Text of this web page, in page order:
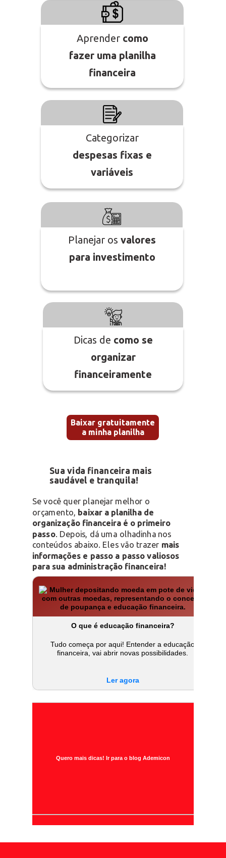
Aprender como
fazer uma planilha
financeira
Categorizar
despesas fixas e
variáveis
Planejar os valores
para investimento
Dicas de como se
organizar
financeiramente
Baixar gratuitamente
a minha planilha
Sua vida financeira mais
saudável e tranquila!
Se você quer planejar melhor o
orçamento, baixar a planilha de
organização financeira é o primeiro
passo. Depois, dá uma olhadinha nos
conteúdos abaixo. Eles vão trazer mais
informações e passo a passo valiosos
para sua administração financeira!
O que é educação financeira?
Tudo começa por aqui! Entender a educação
financeira, vai abrir novas possibilidades.
Ler agora
Quero mais dicas! Ir para o blog Ademicon